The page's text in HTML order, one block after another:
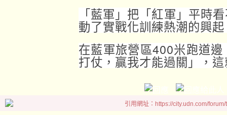
「藍軍」把「紅軍」平時
動了實戰化訓練熱潮的興
在藍軍旅營區400米跑道
打仗，贏我才能過關」，
引用網址：https://city.udn.com/